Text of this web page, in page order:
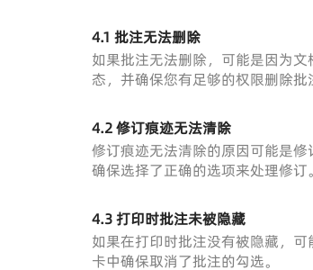
4.1 批注无法删除
如果批注无法删除，可能是因为
态，并确保您有足够的权限删除批
4.2 修订痕迹无法清除
修订痕迹无法清除的原因可能是修
确保选择了正确的选项来处理修订。
4.3 打印时批注未被隐藏
如果在打印时批注没有被隐藏，
卡中确保取消了批注的勾选。